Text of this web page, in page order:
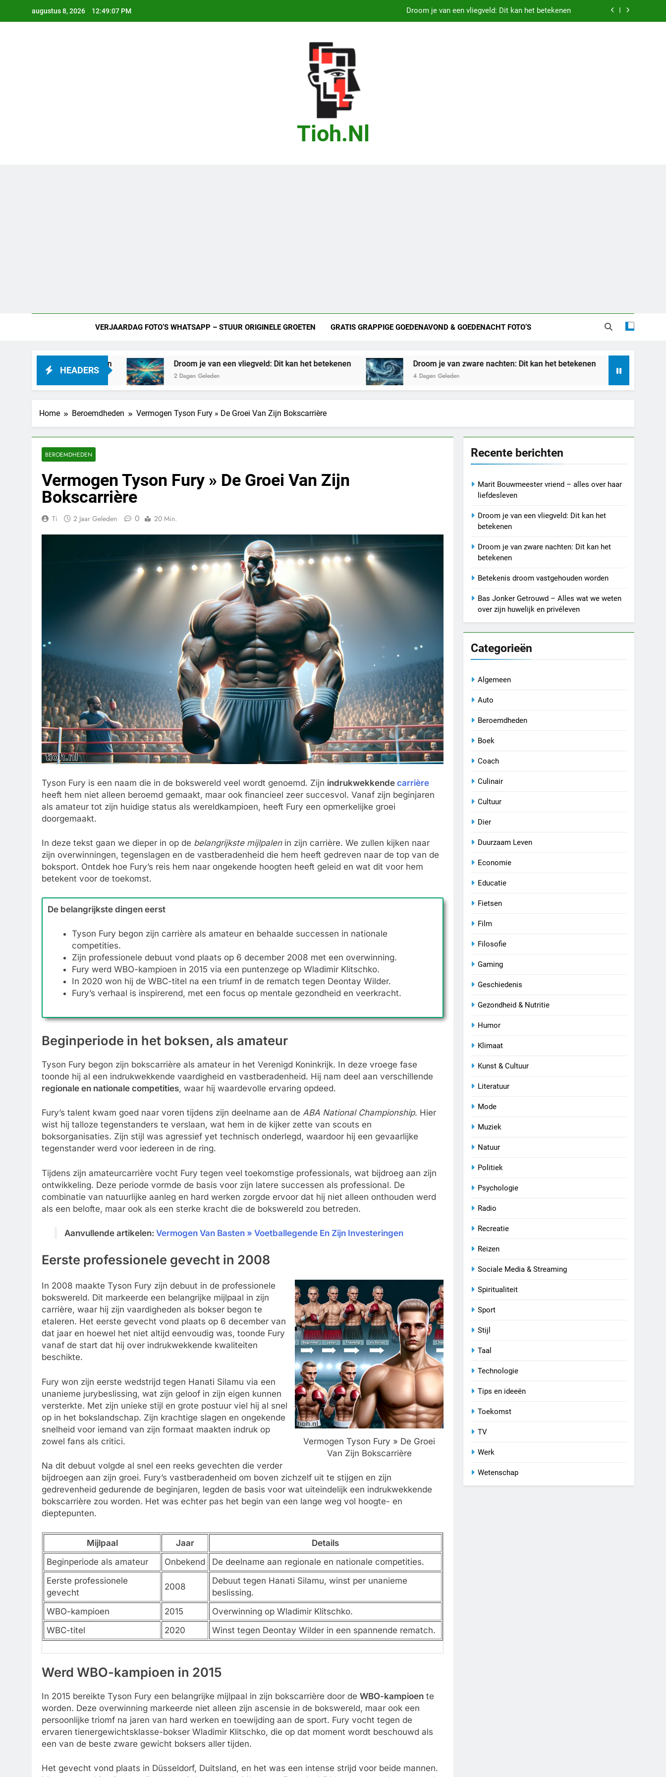
augustus 8, 2026 12:49:08 PM
Tioh.nl
VERJAARDAG FOTO’S WHATSAPP – STUUR ORIGINELE GROETEN GRATIS GRAPPIGE GOEDENAVOND & GOEDENACHT FOTO’S
HEADERS
liefdesleven Droom je van een vliegveld: Dit kan het betekenen
2 Dagen Geleden
Droom je van zware nachten: Dit kan het betekenen
4 Dagen Geleden 7 Dagen Geleden
Home Beroemdheden Vermogen Tyson Fury » De Groei Van Zijn Bokscarrière
BEROEMDHEDEN
Vermogen Tyson Fury » De Groei Van Zijn
Bokscarrière
Ti 2 Jaar Geleden 0 20 Min.
Tyson Fury is een naam die in de bokswereld veel wordt genoemd. Zijn indrukwekkende carrière
heeft hem niet alleen beroemd gemaakt, maar ook financieel zeer succesvol. Vanaf zijn beginjaren
als amateur tot zijn huidige status als wereldkampioen, heeft Fury een opmerkelijke groei
doorgemaakt.
In deze tekst gaan we dieper in op de belangrijkste mijlpalenin zijn carrière. We zullen kijken naar
zijn overwinningen, tegenslagen en de vastberadenheid die hem heeft gedreven naar de top van de
boksport. Ontdek hoe Fury’s reis hem naar ongekende hoogten heeft geleid en wat dit voor hem
betekent voor de toekomst.
De belangrijkste dingen eerst
Tyson Fury begon zijn carrière als amateur en behaalde successen in nationale
competities.
Zijn professionele debuut vond plaats op 6 december 2008 met een overwinning.
Fury werd WBO-kampioen in 2015 via een puntenzege op Wladimir Klitschko.
In 2020 won hij de WBC-titel na een triumf in de rematch tegen Deontay Wilder.
Fury’s verhaal is inspirerend, met een focus op mentale gezondheid en veerkracht.
Beginperiode in het boksen, als amateur
Tyson Fury begon zijn bokscarrière als amateur in het Verenigd Koninkrijk. In deze vroege fase
toonde hij al een indrukwekkende vaardigheid en vastberadenheid. Hij nam deel aan verschillende
regionale en nationale competities, waar hij waardevolle ervaring opdeed.
Fury’s talent kwam goed naar voren tijdens zijn deelname aan de ABA National Championship. Hier
wist hij talloze tegenstanders te verslaan, wat hem in de kijker zette van scouts en
boksorganisaties. Zijn stijl was agressief yet technisch onderlegd, waardoor hij een gevaarlijke
tegenstander werd voor iedereen in de ring.
Tijdens zijn amateurcarrière vocht Fury tegen veel toekomstige professionals, wat bijdroeg aan zijn
ontwikkeling. Deze periode vormde de basis voor zijn latere successen als professional. De
combinatie van natuurlijke aanleg en hard werken zorgde ervoor dat hij niet alleen onthouden werd
als een belofte, maar ook als een sterke kracht die de bokswereld zou betreden.
Aanvullende artikelen: Vermogen Van Basten » Voetballegende En Zijn Investeringen
Eerste professionele gevecht in 2008
Vermogen Tyson Fury » De Groei
Van Zijn Bokscarrière
In 2008 maakte Tyson Fury zijn debuut in de professionele
bokswereld. Dit markeerde een belangrijke mijlpaal in zijn
carrière, waar hij zijn vaardigheden als bokser begon te
etaleren. Het eerste gevecht vond plaats op 6 december van
dat jaar en hoewel het niet altijd eenvoudig was, toonde Fury
vanaf de start dat hij over indrukwekkende kwaliteiten
beschikte.
Fury won zijn eerste wedstrijd tegen Hanati Silamu via een
unanieme jurybeslissing, wat zijn geloof in zijn eigen kunnen
versterkte. Met zijn unieke stijl en grote postuur viel hij al snel
op in het bokslandschap. Zijn krachtige slagen en ongekende
snelheid voor iemand van zijn formaat maakten indruk op
zowel fans als critici.
Na dit debuut volgde al snel een reeks gevechten die verder
bijdroegen aan zijn groei. Fury’s vastberadenheid om boven zichzelf uit te stijgen en zijn
gedrevenheid gedurende de beginjaren, legden de basis voor wat uiteindelijk een indrukwekkende
bokscarrière zou worden. Het was echter pas het begin van een lange weg vol hoogte- en
dieptepunten.
Mijlpaal Jaar
Details
Beginperiode als amateur
Onbekend
De deelname aan regionale en nationale competities.
Eerste professionele
gevecht
2008
Debuut tegen Hanati Silamu, winst per unanieme
beslissing.
WBO-kampioen
2015
Overwinning op Wladimir Klitschko.
WBC-titel
2020 Winst tegen Deontay Wilder in een spannende rematch.
Werd WBO-kampioen in 2015
In 2015 bereikte Tyson Fury een belangrijke mijlpaal in zijn bokscarrière door de WBO-kampioen te
worden. Deze overwinning markeerde niet alleen zijn ascensie in de bokswereld, maar ook een
persoonlijke triomf na jaren van hard werken en toewijding aan de sport. Fury vocht tegen de
ervaren tienergewichtsklasse-bokser Wladimir Klitschko, die op dat moment wordt beschouwd als
een van de beste zware gewicht boksers aller tijden.
Het gevecht vond plaats in Düsseldorf, Duitsland, en het was een intense strijd voor beide mannen.
Recente berichten
Marit Bouwmeester vriend – alles over haar
liefdesleven
Droom je van een vliegveld: Dit kan het
betekenen
Droom je van zware nachten: Dit kan het
betekenen
Betekenis droom vastgehouden worden
Bas Jonker Getrouwd – Alles wat we weten
over zijn huwelijk en privéleven
Categorieën
Algemeen
Auto
Beroemdheden
Boek
Coach
Culinair
Cultuur
Dier
Duurzaam Leven
Economie
Educatie
Fietsen
Film
Filosofie
Gaming
Geschiedenis
Gezondheid & Nutritie
Humor
Klimaat
Kunst & Cultuur
Literatuur
Mode
Muziek
Natuur
Politiek
Psychologie
Radio
Recreatie
Reizen
Sociale Media & Streaming
Spiritualiteit
Sport
Stijl
Taal
Technologie
Tips en ideeën
Toekomst
TV
Werk
Wetenschap